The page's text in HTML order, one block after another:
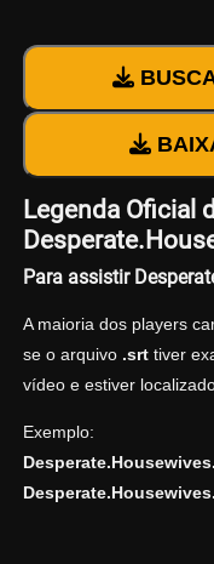
Legenda Oficial
Para assistir
A maioria dos players
se o arquivo .srttiver
vídeo e estiver
Exemplo: